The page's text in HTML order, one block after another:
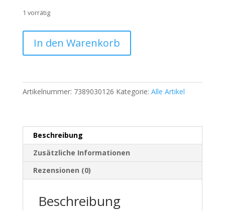
1 vorrätig
Life
Herren
L
–
Made
Portugal
Menge
In den Warenkorb
Artikelnummer: 7389030126 Kategorie: Alle Artikel
Beschreibung
Zusätzliche Informationen
Rezensionen (0)
Beschreibung